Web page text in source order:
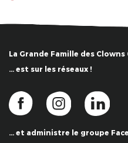
La Grande Famille des Clowns
… est sur les réseaux !
… et administre le groupe